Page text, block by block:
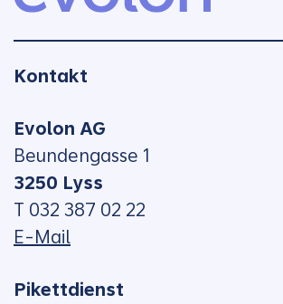
Kontakt
Evolon AG
Beundengasse 1
3250 Lyss
T 032 387 02 22
E-Mail
Pikettdienst